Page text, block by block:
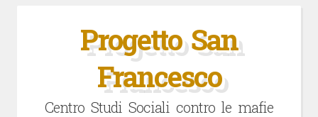
Progetto San
Francesco
Centro Studi Sociali contro le mafie